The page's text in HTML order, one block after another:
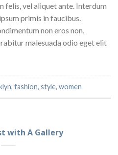
felis, vel aliquet ante. Interdum
primis in faucibus.
non eros non,
malesuada odio eget elit
, fashion, style, women
with A Gallery